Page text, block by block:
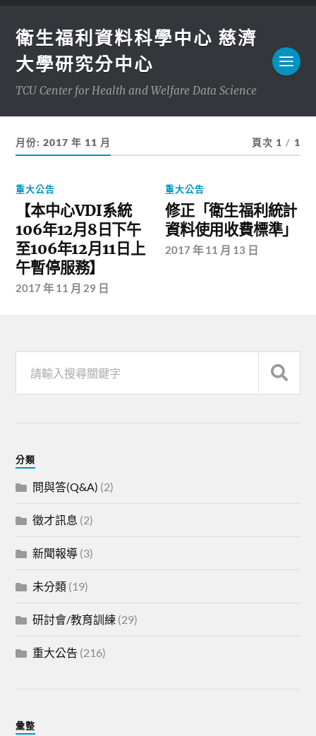
衛生福利資料科學中心 慈濟
大學研究分中心
TCU Center for Health and Welfare Data Science
月份:2017 年 11 月 頁次 1 / 1
重大公告
【本中心VDI系統
106年12月8日下午
至106年12月11日上
午暫停服務】
2017 年 11 月 29 日
重大公告
修正「衛生福利統計
資料使用收費標準」
2017 年 11 月 13 日
分類
問與答(Q&A) (2)
徵才訊息 (2)
新聞報導 (3)
未分類 (19)
研討會/教育訓練 (29)
重大公告 (216)
彙整